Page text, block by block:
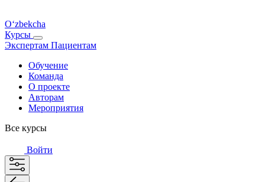
O‘zbekcha
Курсы
Экспертам Пациентам
Обучение
Команда
О проекте
Авторам
Мероприятия
Все курсы
Войти